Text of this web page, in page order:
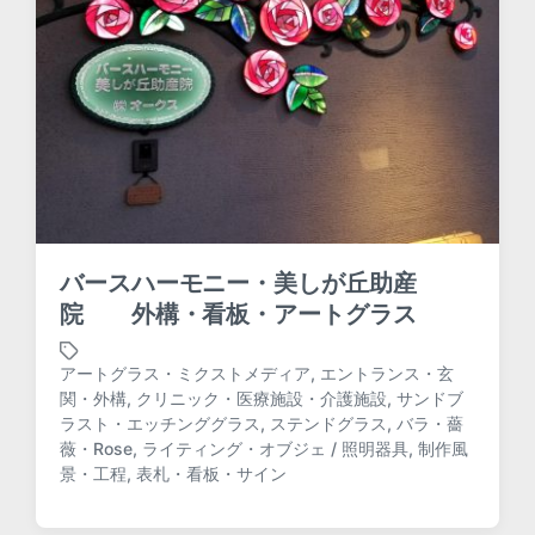
バースハーモニー・美しが丘助産
院 外構・看板・アートグラス
T
a
g
e
アートグラス・ミクストメディア, エントランス・玄
関・外構, クリニック・医療施設・介護施設, サンドブ
ラスト・エッチンググラス, ステンドグラス, バラ・薔
薇・Rose, ライティング・オブジェ / 照明器具, 制作風
景・工程, 表札・看板・サイン